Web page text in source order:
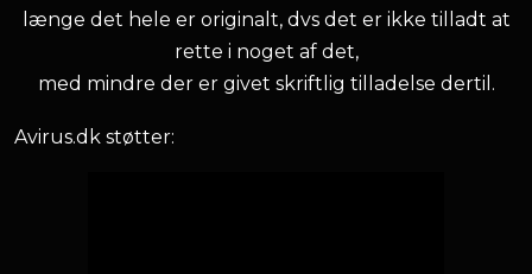
længe det hele er originalt, dvs det er ikke tilladt at
rette i noget af det,
med mindre der er givet skriftlig tilladelse dertil.
Avirus.dk støtter: